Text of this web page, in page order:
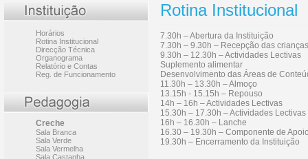
Horários
Rotina Institucional
Direcção Técnica
Organograma
Relatório e Contas
Reg. de Funcionamento
Creche
Sala Branca
Sala Verde
Sala Vermelha
Sala Castanha
Rotina Institucional
7.30h – Abertura da Instituição
7.30h – 9.30h – Recepção das crianças
9.30h – 12.30h – Actividades Lectivas
Suplemento alimentar
Desenvolvimento das Áreas de
11.30h – 13.30h – Almoço
13.15h - 15.15h – Repouso
14h – 16h – Actividades Lectivas
15.30h – 17.30h – Actividades Lectivas
16h – 16.30h – Lanche
16.30 – 19.30h – Componente de
19.30h – Encerramento da Instituição